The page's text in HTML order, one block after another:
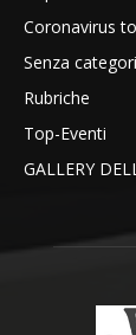
Coronavirus
Senza
Rubriche
Top-Eventi
GALLERY